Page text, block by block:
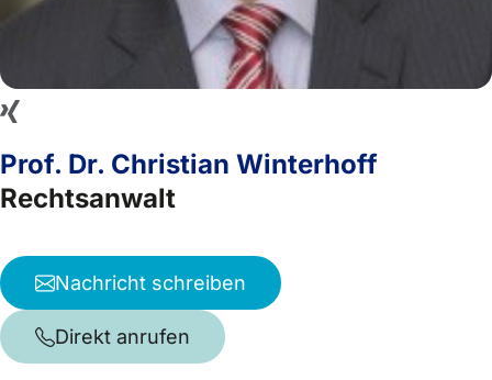
Prof. Dr. Christian Winterhoff
Rechtsanwalt
Nachricht schreiben
Direkt anrufen